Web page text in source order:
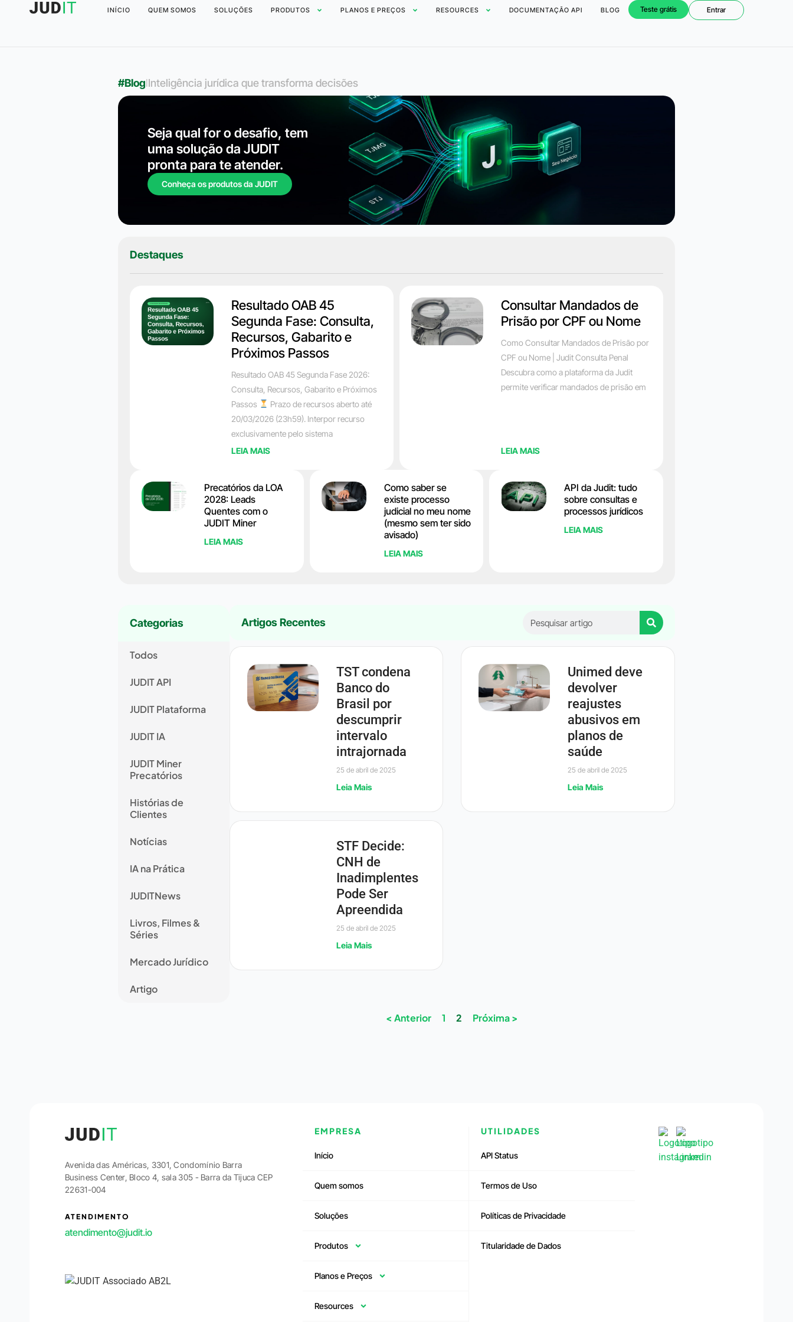
INÍCIO QUEM SOMOS SOLUÇÕES PRODUTOS PLANOS E PREÇOS RESOURCES DOCUMENTAÇÃO API BLOG Teste grátis Entrar
#BloglInteligência jurídica que transforma decisões
Seja qual for o desafio, tem
uma solução da JUDIT
pronta para te atender.
Conheça os produtos da JUDIT
Destaques
Resultado OAB 45
Segunda Fase: Consulta,
Recursos, Gabarito e
Próximos Passos
Resultado OAB 45 Segunda Fase 2026:
Consulta, Recursos, Gabarito e Próximos
Passos
Prazo de recursos aberto até
20/03/2026 (23h59). Interpor recurso
exclusivamente pelo sistema
LEIA MAIS
Consultar Mandados de
Prisão por CPF ou Nome
Como Consultar Mandados de Prisão por
CPF ou Nome | Judit Consulta Penal
Descubra como a plataforma da Judit
permite verificar mandados de prisão em
LEIA MAIS
Precatórios da LOA
2028: Leads
Quentes com o
JUDIT Miner
LEIA MAIS
Como saber se
existe processo
judicial no meu nome
(mesmo sem ter sido
avisado)
LEIA MAIS
API da Judit: tudo
sobre consultas e
processos jurídicos
LEIA MAIS
Categorias
Todos
JUDIT API
JUDIT Plataforma
JUDIT IA
JUDIT Miner
Precatórios
Histórias de
Clientes
Notícias
IA na Prática
JUDITNews
Livros, Filmes &
Séries
Mercado Jurídico
Artigo
Artigos Recentes
TST condena
Banco do
Brasil por
descumprir
intervalo
intrajornada
25 de abril de 2025
Leia Mais
Unimed deve
devolver
reajustes
abusivos em
planos de
saúde
25 de abril de 2025
Leia Mais
STF Decide:
CNH de
Inadimplentes
Pode Ser
Apreendida
25 de abril de 2025
Leia Mais
< Anterior 1 2 Próxima >
Avenida das Américas, 3301, Condomínio Barra
Business Center, Bloco 4, sala 305 - Barra da Tijuca CEP
22631-004
ATENDIMENTO
atendimento@judit.io
EMPRESA
Início
Quem somos
Soluções
Produtos
Planos e Preços
Resources
UTILIDADES
API Status
Termos de Uso
Políticas de Privacidade
Titularidade de Dados